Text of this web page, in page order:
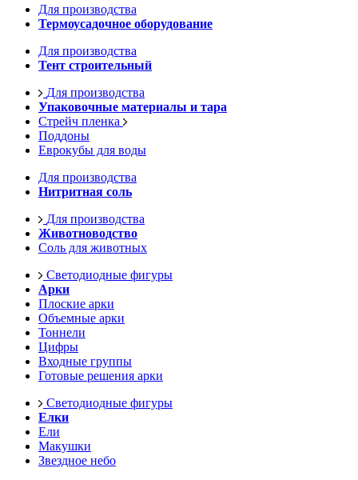
Для производства
Термоусадочное оборудование
Для производства
Тент строительный
Для производства
Упаковочные материалы и тара
Стрейч пленка
Поддоны
Еврокубы для воды
Для производства
Нитритная соль
Для производства
Животноводство
Соль для животных
Светодиодные фигуры
Арки
Плоские арки
Объемные арки
Тоннели
Цифры
Входные группы
Готовые решения арки
Светодиодные фигуры
Елки
Ели
Макушки
Звездное небо